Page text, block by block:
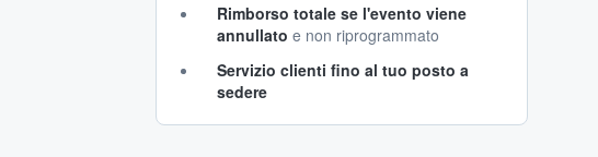
Rimborso totale se l'evento viene
annullato e non riprogrammato
Servizio clienti fino al tuo posto a
sedere